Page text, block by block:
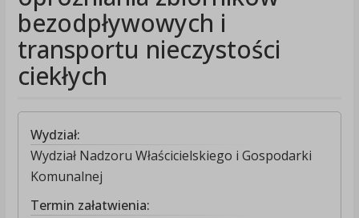
bezodpływowych i
transportu nieczystości
ciekłych
Wydział:
Wydział Nadzoru Właścicielskiego i Gospodarki
Komunalnej
Termin załatwienia: